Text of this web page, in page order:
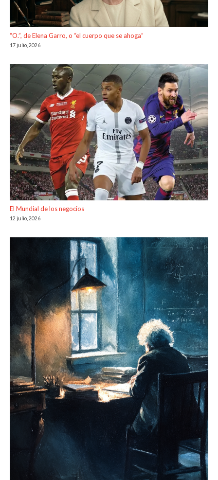
“O.”, de Elena Garro, o “el cuerpo que se ahoga”
17 julio, 2026
El Mundial de los negocios
12 julio, 2026